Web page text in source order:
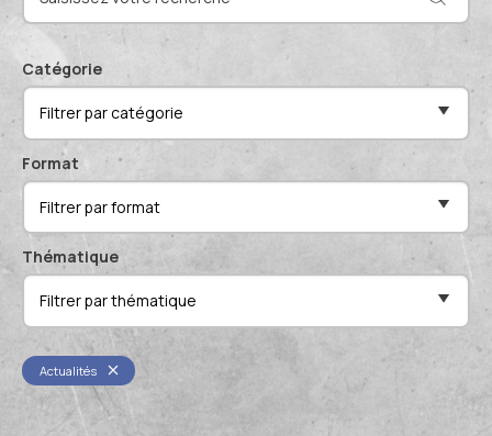
Conférences de professionnels
Publications scientifiques
Proposer mes compétences
Catégorie
Filtrer par catégorie
Format
Filtrer par format
Thématique
Filtrer par thématique
Actualités